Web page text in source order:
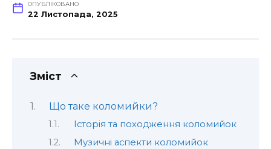
ОПУБЛІКОВАНО
22 Листопада, 2025
Зміст
Що таке коломийки?
Історія та походження коломийок
Музичні аспекти коломийок